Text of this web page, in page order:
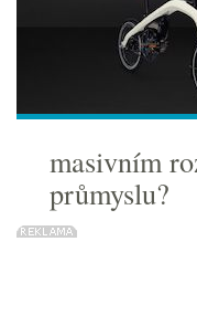
masivním
průmyslu?